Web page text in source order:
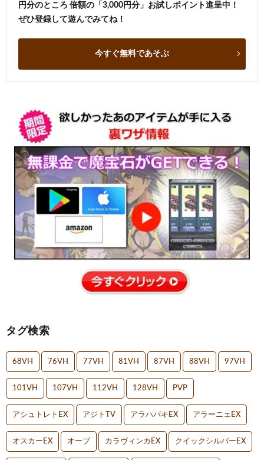
円分のところ 倍額の「3,000円分」お試しポイント進呈中！
ぜひ登録して遊んでみてね！
今すぐ無料であそぶ
タグ検索
68VH 76VH 77VH 81VH 87VH 88VH 97VH
101VH 107VH 112VH 128VH PVP
アシュトレトEX アジトTV アラハバキEX アラーニェEX
オスカーEX オーブ カラヴィンカEX クイックシルバーEX